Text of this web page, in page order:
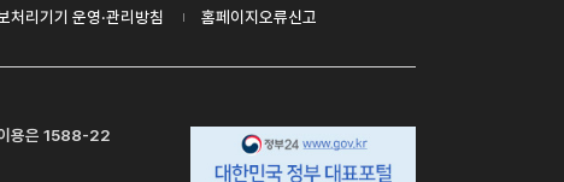
처리기기 운영·관리방침
홈페이지오류신고
용은 1588-22